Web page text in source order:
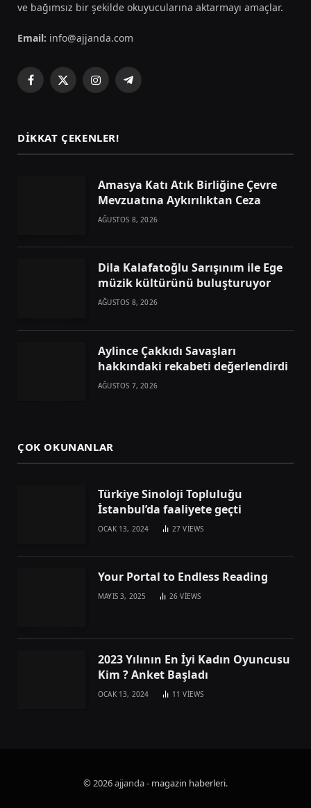
ve bağımsız bir şekilde okuyucularına aktarmayı amaçlar.
Email: info@ajjanda.com
Facebook
X
InstagramTelegram
DIKKAT ÇEKENLER!
Amasya Katı Atık Birliğine Çevre
Mevzuatına Aykırılıktan Ceza
AĞUSTOS 8, 2026
Dila Kalafatoğlu Sarışınım ile Ege
müzik kültürünü buluşturuyor
AĞUSTOS 8, 2026
Aylince Çakkıdı Savaşları
hakkındaki rekabeti değerlendirdi
AĞUSTOS 7, 2026
ÇOK OKUNANLAR
Türkiye Sinoloji Topluluğu
İstanbul’da faaliyete geçti
OCAK 13, 2024 27VIEWS
Your Portal to Endless Reading
MAYIS 3, 2025 26VIEWS
2023 Yılının En İyi Kadın Oyuncusu
Kim ? Anket Başladı
OCAK 13, 2024 11VIEWS
© 2026 ajjanda - magazin haberleri.